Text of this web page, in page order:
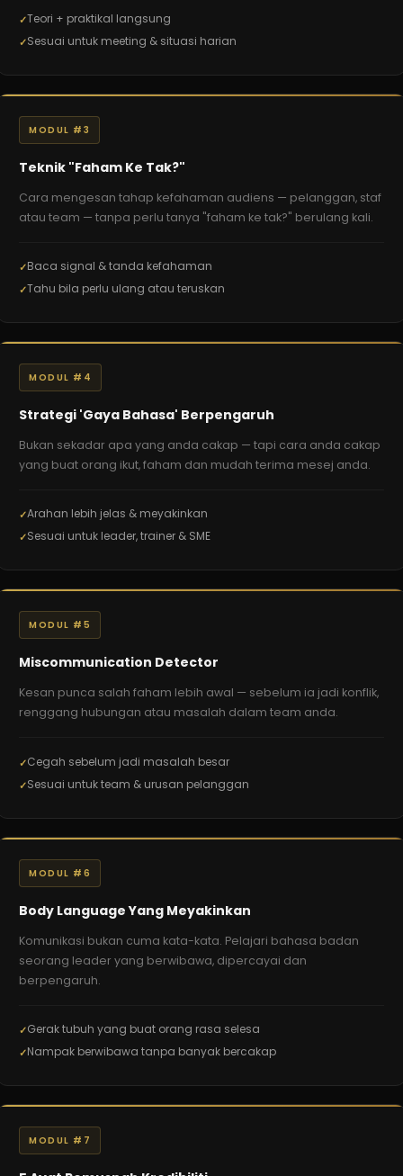
Teori + praktikal langsung
Sesuai untuk meeting & situasi harian
MODUL #3
Teknik "Faham Ke Tak?"
Cara mengesan tahap kefahaman audiens — pelanggan, staf
atau team — tanpa perlu tanya "faham ke tak?" berulang kali.
Baca signal & tanda kefahaman
Tahu bila perlu ulang atau teruskan
MODUL #4
Strategi 'Gaya Bahasa' Berpengaruh
Bukan sekadar apa yang anda cakap — tapi cara anda cakap
yang buat orang ikut, faham dan mudah terima mesej anda.
Arahan lebih jelas & meyakinkan
Sesuai untuk leader, trainer & SME
MODUL #5
Miscommunication Detector
Kesan punca salah faham lebih awal — sebelum ia jadi konflik,
renggang hubungan atau masalah dalam team anda.
Cegah sebelum jadi masalah besar
Sesuai untuk team & urusan pelanggan
MODUL #6
Body Language Yang Meyakinkan
Komunikasi bukan cuma kata-kata. Pelajari bahasa badan
seorang leader yang berwibawa, dipercayai dan
berpengaruh.
Gerak tubuh yang buat orang rasa selesa
Nampak berwibawa tanpa banyak bercakap
MODUL #7